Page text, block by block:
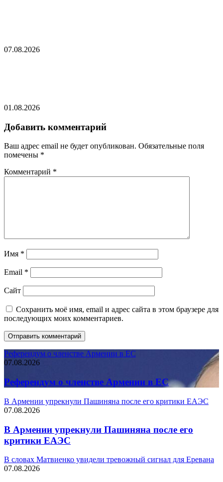
07.08.2026
01.08.2026
Добавить комментарий
Ваш адрес email не будет опубликован. Обязательные поля
помечены *
Комментарий *
Имя *
Email *
Сайт
Сохранить моё имя, email и адрес сайта в этом браузере для
последующих моих комментариев.
Референдум о членстве Армении в ЕС
07.08.2026
Референдум о членстве Армении в ЕС
В Армении упрекнули Пашиняна после его критики ЕАЭС
07.08.2026
В Армении упрекнули Пашиняна после его
критики ЕАЭС
В словах Матвиенко увидели тревожный сигнал для Еревана
07.08.2026